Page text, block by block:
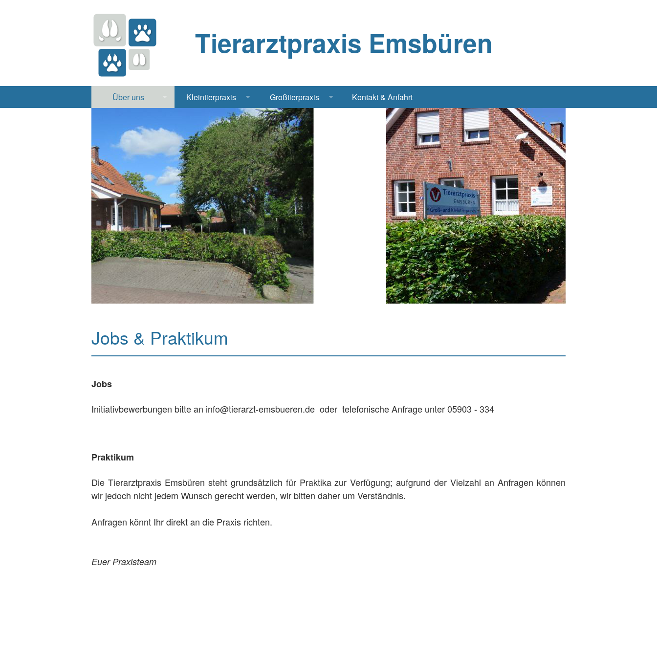
Tierarztpraxis Emsbüren
Über uns
Apotheke
Notdienst
Jobs & Praktikum
Kleintierpraxis
Hund, Katze
Heimtiere
Röntgen Ultraschall Elektrochirurgie Narkose
Großtierpraxis
Bestandsbetreuung Schwein
Bestandsbetreuung Rind
Pferde
Geflügel, Tauben, Hühner
Kontakt & Anfahrt
Jobs & Praktikum
Jobs
Initiativbewerbungen bitte an info@tierarzt-emsbueren.de oder telefonische Anfrage unter 05903 - 334
Praktikum
Die Tierarztpraxis Emsbüren steht grundsätzlich für Praktika zur Verfügung; aufgrund der Vielzahl an Anfragen können
wir jedoch nicht jedem Wunsch gerecht werden, wir bitten daher um Verständnis.
Anfragen könnt Ihr direkt an die Praxis richten.
Euer Praxisteam